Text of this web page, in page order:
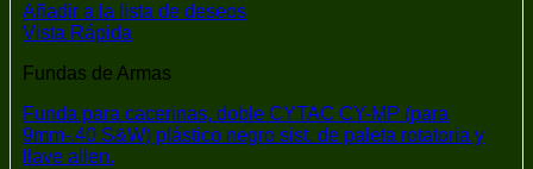
Añadir a la lista de deseos
Vista Rápida
Fundas de Armas
Funda para cacerinas, doble CYTAC CY-MP (para
9mm-.40 S&W) plástico negro sist. de paleta rotatoria y
llave allen.